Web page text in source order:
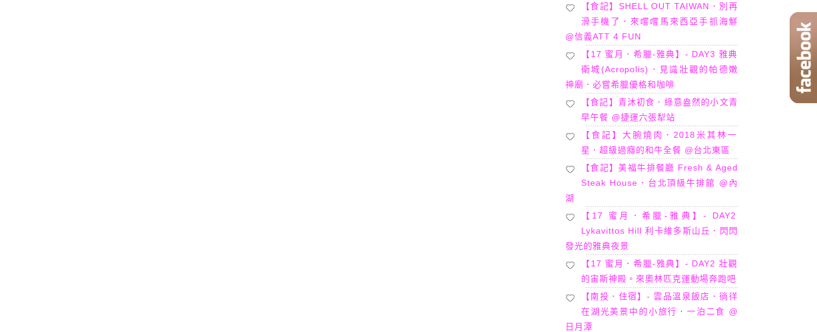
【食記】SHELL OUT TAIWAN．別再
滑手機了．來嚐嚐馬來西亞手抓海鮮
@信義ATT 4 FUN
【17 蜜月．希臘-雅典】- DAY3 雅典
衛城(Acropolis)．見識壯觀的帕德嫩
神廟．必嘗希臘優格和咖啡
【食記】青沐初食．綠意盎然的小文青
早午餐 @捷運六張犁站
【食記】大腕燒肉．2018米其林一
星．超級過癮的和牛全餐 @台北東區
【食記】美福牛排餐廳 Fresh & Aged
Steak House．台北頂級牛排館 @內
湖
【17 蜜月．希臘-雅典】- DAY2
Lykavittos Hill 利卡維多斯山丘．閃閃
發光的雅典夜景
【17 蜜月．希臘-雅典】- DAY2 壯觀
的宙斯神殿。來奧林匹克運動場奔跑吧
【南投．住宿】- 雲品溫泉飯店．徜徉
在湖光美景中的小旅行．一泊二食 @
日月潭